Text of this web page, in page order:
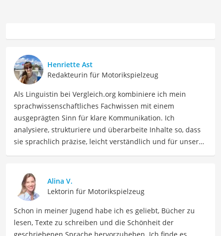
Henriette Ast
Redakteurin für Motorikspielzeug
Als Linguistin bei Vergleich.org kombiniere ich mein
sprachwissenschaftliches Fachwissen mit einem
ausgeprägten Sinn für klare Kommunikation. Ich
analysiere, strukturiere und überarbeite Inhalte so, dass
sie sprachlich präzise, leicht verständlich und für unsere
beschäftige ich mich gerne mit verschiedenen Hobbys
und Freizeitaktivitäten. Dieses Interesse spiegelt sich in
meinen Beiträgen wider, die sich mit Freizeitideen,
Reiseempfehlungen, Hobbytipps und Anregungen für die
Freizeitgestaltung befassen.
Alina V.
Lektorin für Motorikspielzeug
Schon in meiner Jugend habe ich es geliebt, Bücher zu
lesen, Texte zu schreiben und die Schönheit der